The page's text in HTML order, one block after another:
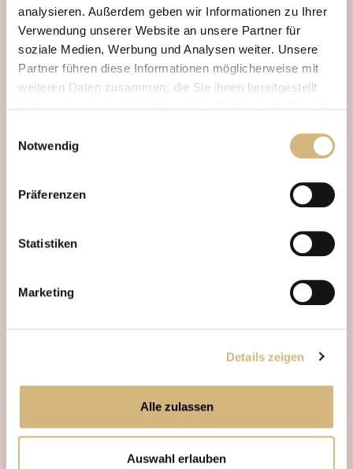
analysieren. Außerdem geben wir Informationen zu Ihrer
Verwendung unserer Website an unsere Partner für
soziale Medien, Werbung und Analysen weiter. Unsere
Partner führen diese Informationen möglicherweise mit
weiteren Daten zusammen, die Sie ihnen bereitgestellt
und im
mehr darüber, wer wir sind, wie Sie uns
kontaktieren können und wie wir personenbezogene
Notwendig
Präferenzen
Statistiken
Marketing
Details zeigen
Alle zulassen
Auswahl erlauben
Leitwirkstoffe